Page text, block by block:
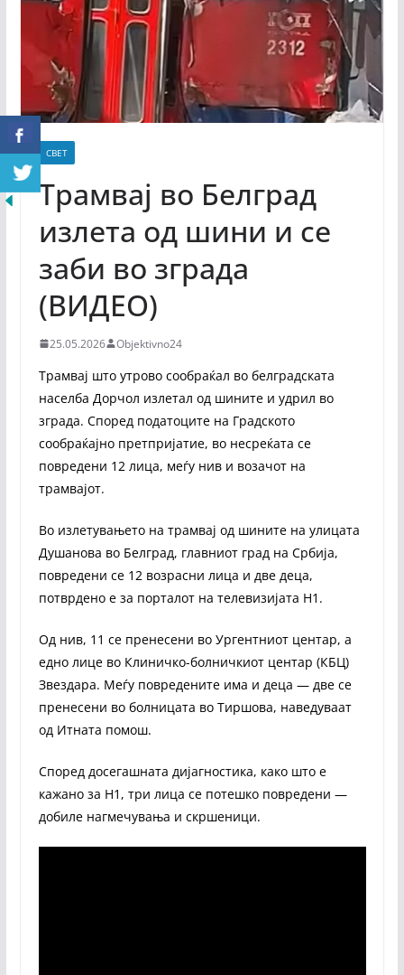
СВЕТ
Трамвај во Белград
излета од шини и се
заби во зграда
(ВИДЕО)
25.05.2026 Objektivno24
Трамвај што утрово сообраќал во белградската
населба Дорчол излетал од шините и удрил во
зграда. Според податоците на Градското
сообраќајно претпријатие, во несреќата се
повредени 12 лица, меѓу нив и возачот на
трамвајот.
Во излетувањето на трамвај од шините на улицата
Душанова во Белград, главниот град на Србија,
повредени се 12 возрасни лица и две деца,
потврдено е за порталот на телевизијата Н1.
Од нив, 11 се пренесени во Ургентниот центар, а
едно лице во Клиничко-болничкиот центар (КБЦ)
Звездара. Меѓу повредените има и деца — две се
пренесени во болницата во Тиршова, наведуваат
од Итната помош.
Според досегашната дијагностика, како што е
кажано за Н1, три лица се потешко повредени —
добиле нагмечувања и скршеници.